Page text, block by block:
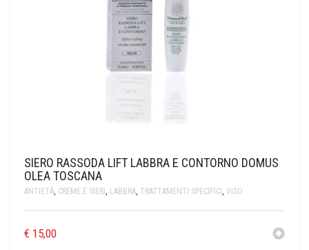
SIERO RASSODA LIFT LABBRA E CONTORNO DOMUS
OLEA TOSCANA
ANTIETÀ CREME E SIERI LABBRA TRATTAMENTI SPECIFICI VISO
€ 15,00